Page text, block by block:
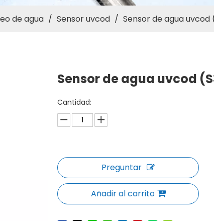
de agua / Sensor uvcod / Sensor de agua uvcod
Sensor de agua uvcod
Cantidad:
Preguntar
Añadir al carrito